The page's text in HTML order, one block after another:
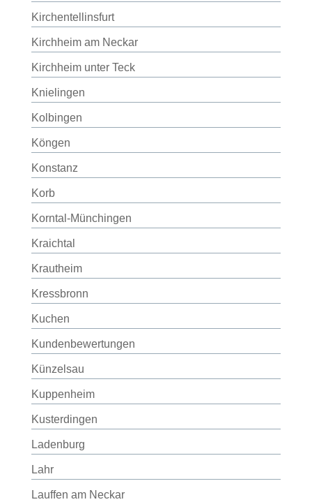
Kirchentellinsfurt
Kirchheim am Neckar
Kirchheim unter Teck
Knielingen
Kolbingen
Köngen
Konstanz
Korb
Korntal-Münchingen
Kraichtal
Krautheim
Kressbronn
Kuchen
Kundenbewertungen
Künzelsau
Kuppenheim
Kusterdingen
Ladenburg
Lahr
Lauffen am Neckar